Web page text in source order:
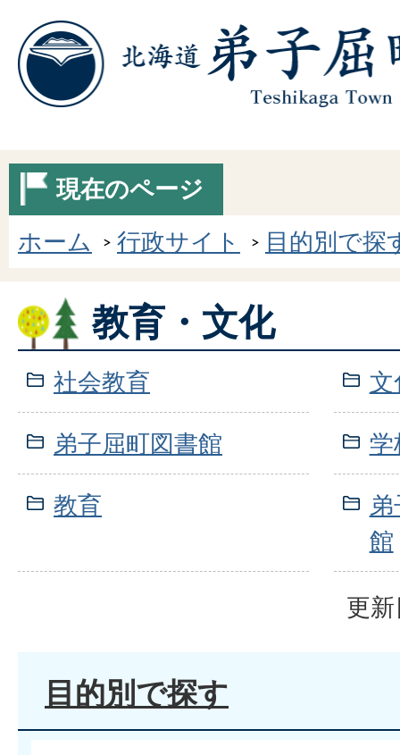
現在のページ
ホーム
行政サイト 目的別で探
教育・文化
社会教育 文
弟子屈町図書館 学
教育
館
更
目的別で探す